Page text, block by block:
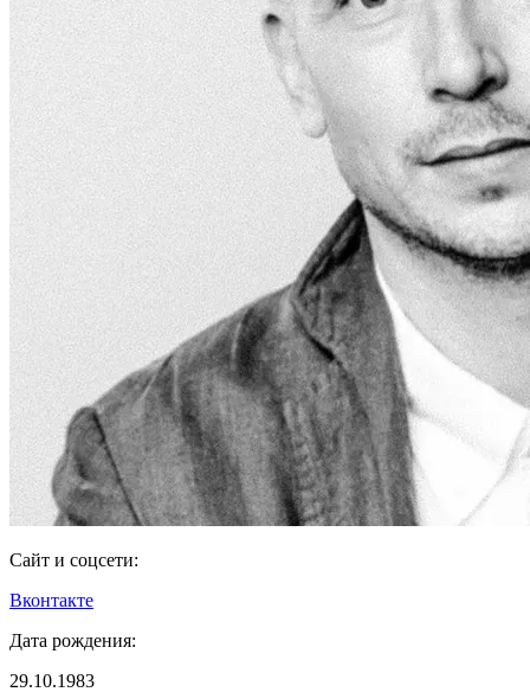
Сайт и соцсети:
Вконтакте
Дата рождения:
29.10.1983